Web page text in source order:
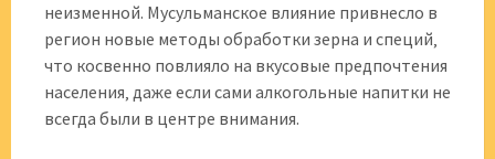
неизменной. Мусульманское влияние привнесло в
регион новые методы обработки зерна и специй‚
что косвенно повлияло на вкусовые предпочтения
населения‚ даже если сами алкогольные напитки не
всегда были в центре внимания.